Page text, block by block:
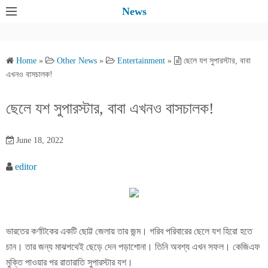
News
Home » Other News » Entertainment »
ছেলে যশ সুপারস্টার, বাবা
এখনও বাসচালক!
ছেলে যশ সুপারস্টার, বাবা এখনও বাসচালক!
June 18, 2022
editor
ভারতের কর্ণাটকের একটি ছোট্ট জেলায় তার জন্ম। গরিব পরিবারের ছেলে যশ হিরো হতে
চান। তার জন্য মাঝপথেই ছেড়ে দেন পড়াশোনা। তিনি অবশ্য এখন সফল। কেজিএফ
মুক্তি পাওয়ার পর রাতারাতি সুপারস্টার যশ।